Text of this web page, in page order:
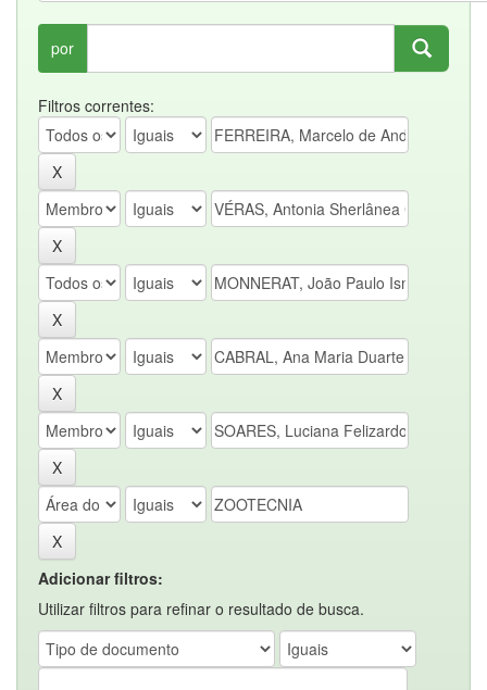
por
Filtros correntes:
Adicionar filtros:
Utilizar filtros para refinar o resultado de busca.